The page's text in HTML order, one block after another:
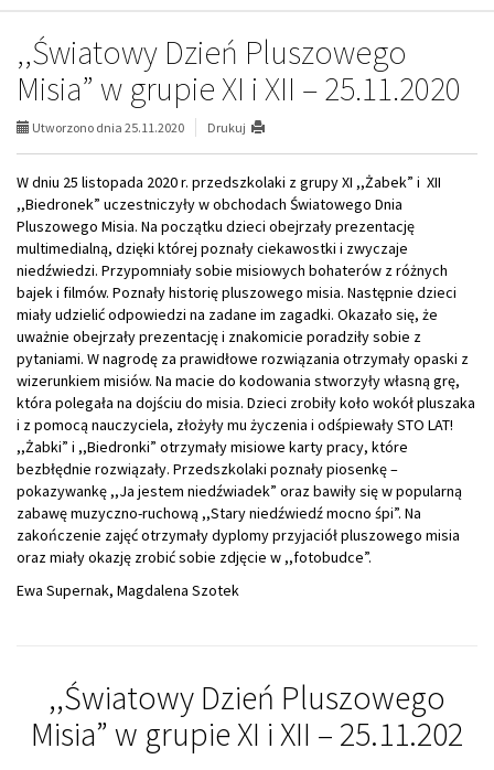
,,Światowy Dzień Pluszowego
Misia” w grupie XI i XII – 25.11.2020
Utworzono dnia 25.11.2020 Drukuj
W dniu 25 listopada 2020 r. przedszkolaki z grupy XI ,,Żabek” i XII
,,Biedronek” uczestniczyły w obchodach Światowego Dnia
Pluszowego Misia. Na początku dzieci obejrzały prezentację
multimedialną, dzięki której poznały ciekawostki i zwyczaje
niedźwiedzi. Przypomniały sobie misiowych bohaterów z różnych
bajek i filmów. Poznały historię pluszowego misia. Następnie dzieci
miały udzielić odpowiedzi na zadane im zagadki. Okazało się, że
uważnie obejrzały prezentację i znakomicie poradziły sobie z
pytaniami. W nagrodę za prawidłowe rozwiązania otrzymały opaski z
wizerunkiem misiów. Na macie do kodowania stworzyły własną grę,
która polegała na dojściu do misia. Dzieci zrobiły koło wokół pluszaka
i z pomocą nauczyciela, złożyły mu życzenia i odśpiewały STO LAT!
,,Żabki” i ,,Biedronki” otrzymały misiowe karty pracy, które
bezbłędnie rozwiązały. Przedszkolaki poznały piosenkę –
pokazywankę ,,Ja jestem niedźwiadek” oraz bawiły się w popularną
zabawę muzyczno-ruchową ,,Stary niedźwiedź mocno śpi”. Na
zakończenie zajęć otrzymały dyplomy przyjaciół pluszowego misia
oraz miały okazję zrobić sobie zdjęcie w ,,fotobudce”.
Ewa Supernak, Magdalena Szotek
,,Światowy Dzień Pluszowego
Misia” w grupie XI i XII – 25.11.202